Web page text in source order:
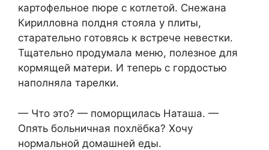
картофельное пюре с котлетой. Снежана
Кирилловна полдня стояла у плиты,
старательно готовясь к встрече невестки.
Тщательно продумала меню, полезное для
кормящей матери. И теперь с гордостью
наполняла тарелки.
— Что это? — поморщилась Наташа. —
Опять больничная похлёбка? Хочу
нормальной домашней еды.